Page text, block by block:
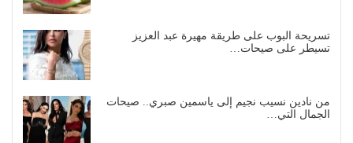
تسريحة البوب على طريقة مهيرة عبد العزيز
تسيطر على صيحات…
من نادين نسيب نجيم إلى ياسمين صبري.. صيحات
الجمال التي…